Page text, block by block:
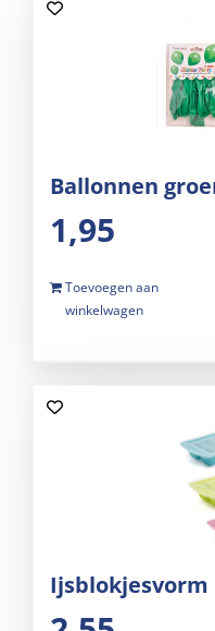
Ballonnen
1,95
Toevoegen aan
winkelwagen